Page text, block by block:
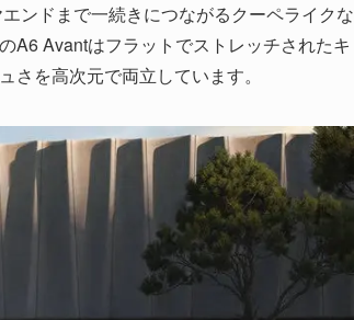
ンドまで一続きにつながるクーペライクな
A6 Avantはフラットでストレッチされたキ
を高次元で両立しています。